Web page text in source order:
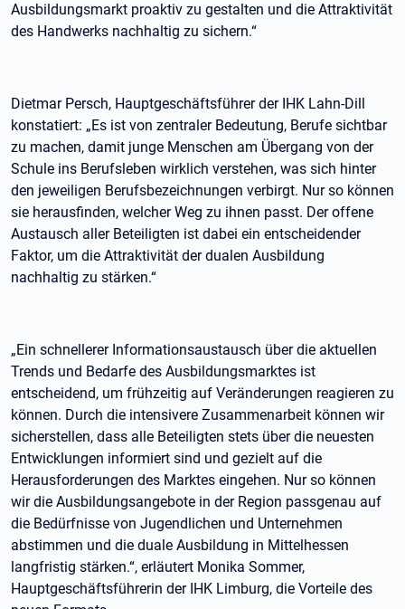
Ausbildungsmarkt proaktiv zu gestalten und die Attraktivität
des Handwerks nachhaltig zu sichern.“
Dietmar Persch, Hauptgeschäftsführer der IHK Lahn-Dill
konstatiert: „Es ist von zentraler Bedeutung, Berufe sichtbar
zu machen, damit junge Menschen am Übergang von der
Schule ins Berufsleben wirklich verstehen, was sich hinter
den jeweiligen Berufsbezeichnungen verbirgt. Nur so können
sie herausfinden, welcher Weg zu ihnen passt. Der offene
Austausch aller Beteiligten ist dabei ein entscheidender
Faktor, um die Attraktivität der dualen Ausbildung
nachhaltig zu stärken.“
„Ein schnellerer Informationsaustausch über die aktuellen
Trends und Bedarfe des Ausbildungsmarktes ist
entscheidend, um frühzeitig auf Veränderungen reagieren zu
können. Durch die intensivere Zusammenarbeit können wir
sicherstellen, dass alle Beteiligten stets über die neuesten
Entwicklungen informiert sind und gezielt auf die
Herausforderungen des Marktes eingehen. Nur so können
wir die Ausbildungsangebote in der Region passgenau auf
die Bedürfnisse von Jugendlichen und Unternehmen
abstimmen und die duale Ausbildung in Mittelhessen
langfristig stärken.“, erläutert Monika Sommer,
Hauptgeschäftsführerin der IHK Limburg, die Vorteile des